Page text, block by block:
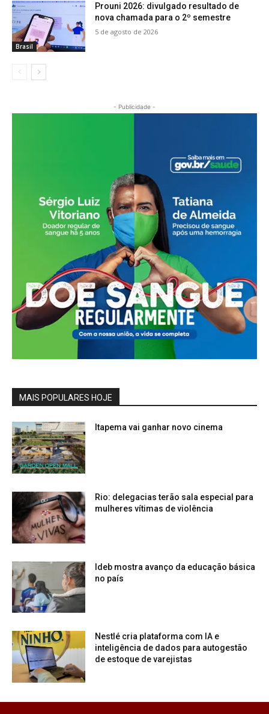
Brasil
Prouni 2026: divulgado resultado de
nova chamada para o 2º semestre
5 de agosto de 2026
- Publicidade -
MAIS POPULARES HOJE
Itapema vai ganhar novo cinema
Rio: delegacias terão sala especial para
mulheres vítimas de violência
Ideb mostra avanço da educação básica
no país
Nestlé cria plataforma com IA e
inteligência de dados para autogestão
de estoque de varejistas